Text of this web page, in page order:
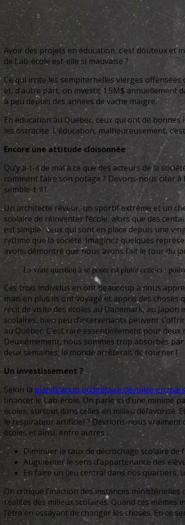
Avoir des projets en éducation, c’est douteux et
de Lab-école est-elle si mauvaise ?
Ce qui irrite les sempiternelles vierges offensées
et, d’autre part, on investit 1.5M$ annuellement
à peu depuis des années de vache maigre.
En éducation au Québec, ceux qui ont de
les ostracise. L’éducation, malheureusement,
Encore une attitude cloisonnée
Qu’y a-t-il de mal à ce que des acteurs de la
comment faire son potage ? Devons-nous citer à
semble-t-il !
Un architecte rêveur, un sportif extrême et un
scolaire de réinventer l’école, alors que des
est simple : ceux qui sont en place depuis une
rythme que la société. Imaginez quelques
avons démontré que nous avons fait le tour du
La vraie question à se poser est plutôt celle-ci :
Ces trois individus en ont beaucoup à nous
mais en plus ils ont voyagé et appris des
récit de visite des écoles au Danemark, au
scolaires, bien peu d’intervenants peuvent
au Québec. C’est rare essentiellement pour
Deuxièmement, nous sommes trop absorbés
deux semaines; le monde arrêterait de tourner !
Un investissement ?
Selon la planification budgétaire dévoilée en
financer le Lab-école. On parle ici d’une minime
écoles, surtout dans celles en milieu
le respirateur artificiel ? Devrions-nous
écoles et ainsi, entre autres :
Diminuer le taux de décrochage scolaire de
Augmenter le sens d’appartenance des
En faire un lieu central dans nos quartiers,
On critique l’inaction des instances
réalités des milieux scolaires. Quand ces
l’être en essayant de changer les choses. En ce